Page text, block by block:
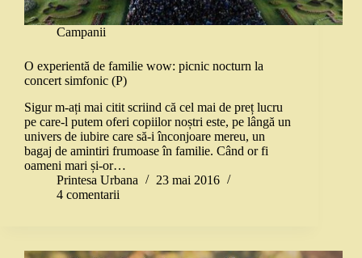
Campanii
O experientă de familie wow: picnic nocturn la
concert simfonic (P)
Sigur m-ați mai citit scriind că cel mai de preț lucru
pe care-l putem oferi copiilor noștri este, pe lângă un
univers de iubire care să-i înconjoare mereu, un
bagaj de amintiri frumoase în familie. Când or fi
oameni mari și-or…
Printesa Urbana
23 mai 2016
4 comentarii